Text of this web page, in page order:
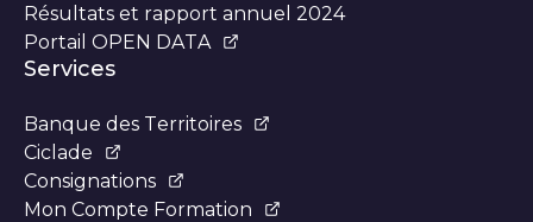
Résultats et rapport annuel 2024
Portail OPEN DATA
Services
Banque des Territoires
Ciclade
Consignations
Mon Compte Formation